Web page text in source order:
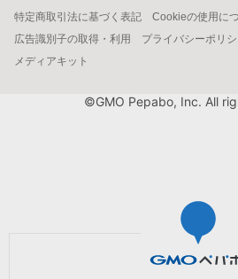
特定商取引法に基づく表記
Cookieの使用に
広告識別子の取得・利用
プライバシーポリ
メディアキット
©GMO Pepabo, Inc. All